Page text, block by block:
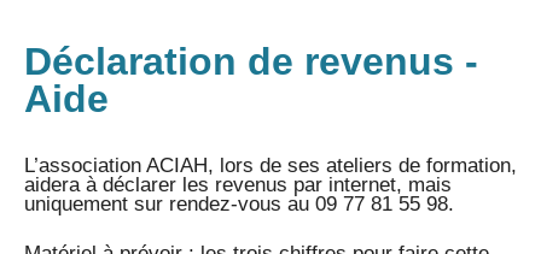
Déclaration de revenus -
Aide
L’association ACIAH, lors de ses ateliers de formation,
aidera à déclarer les revenus par internet, mais
uniquement sur rendez-vous au 09 77 81 55 98.